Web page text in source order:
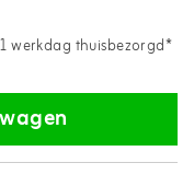
werkdag thuisbezorgd*